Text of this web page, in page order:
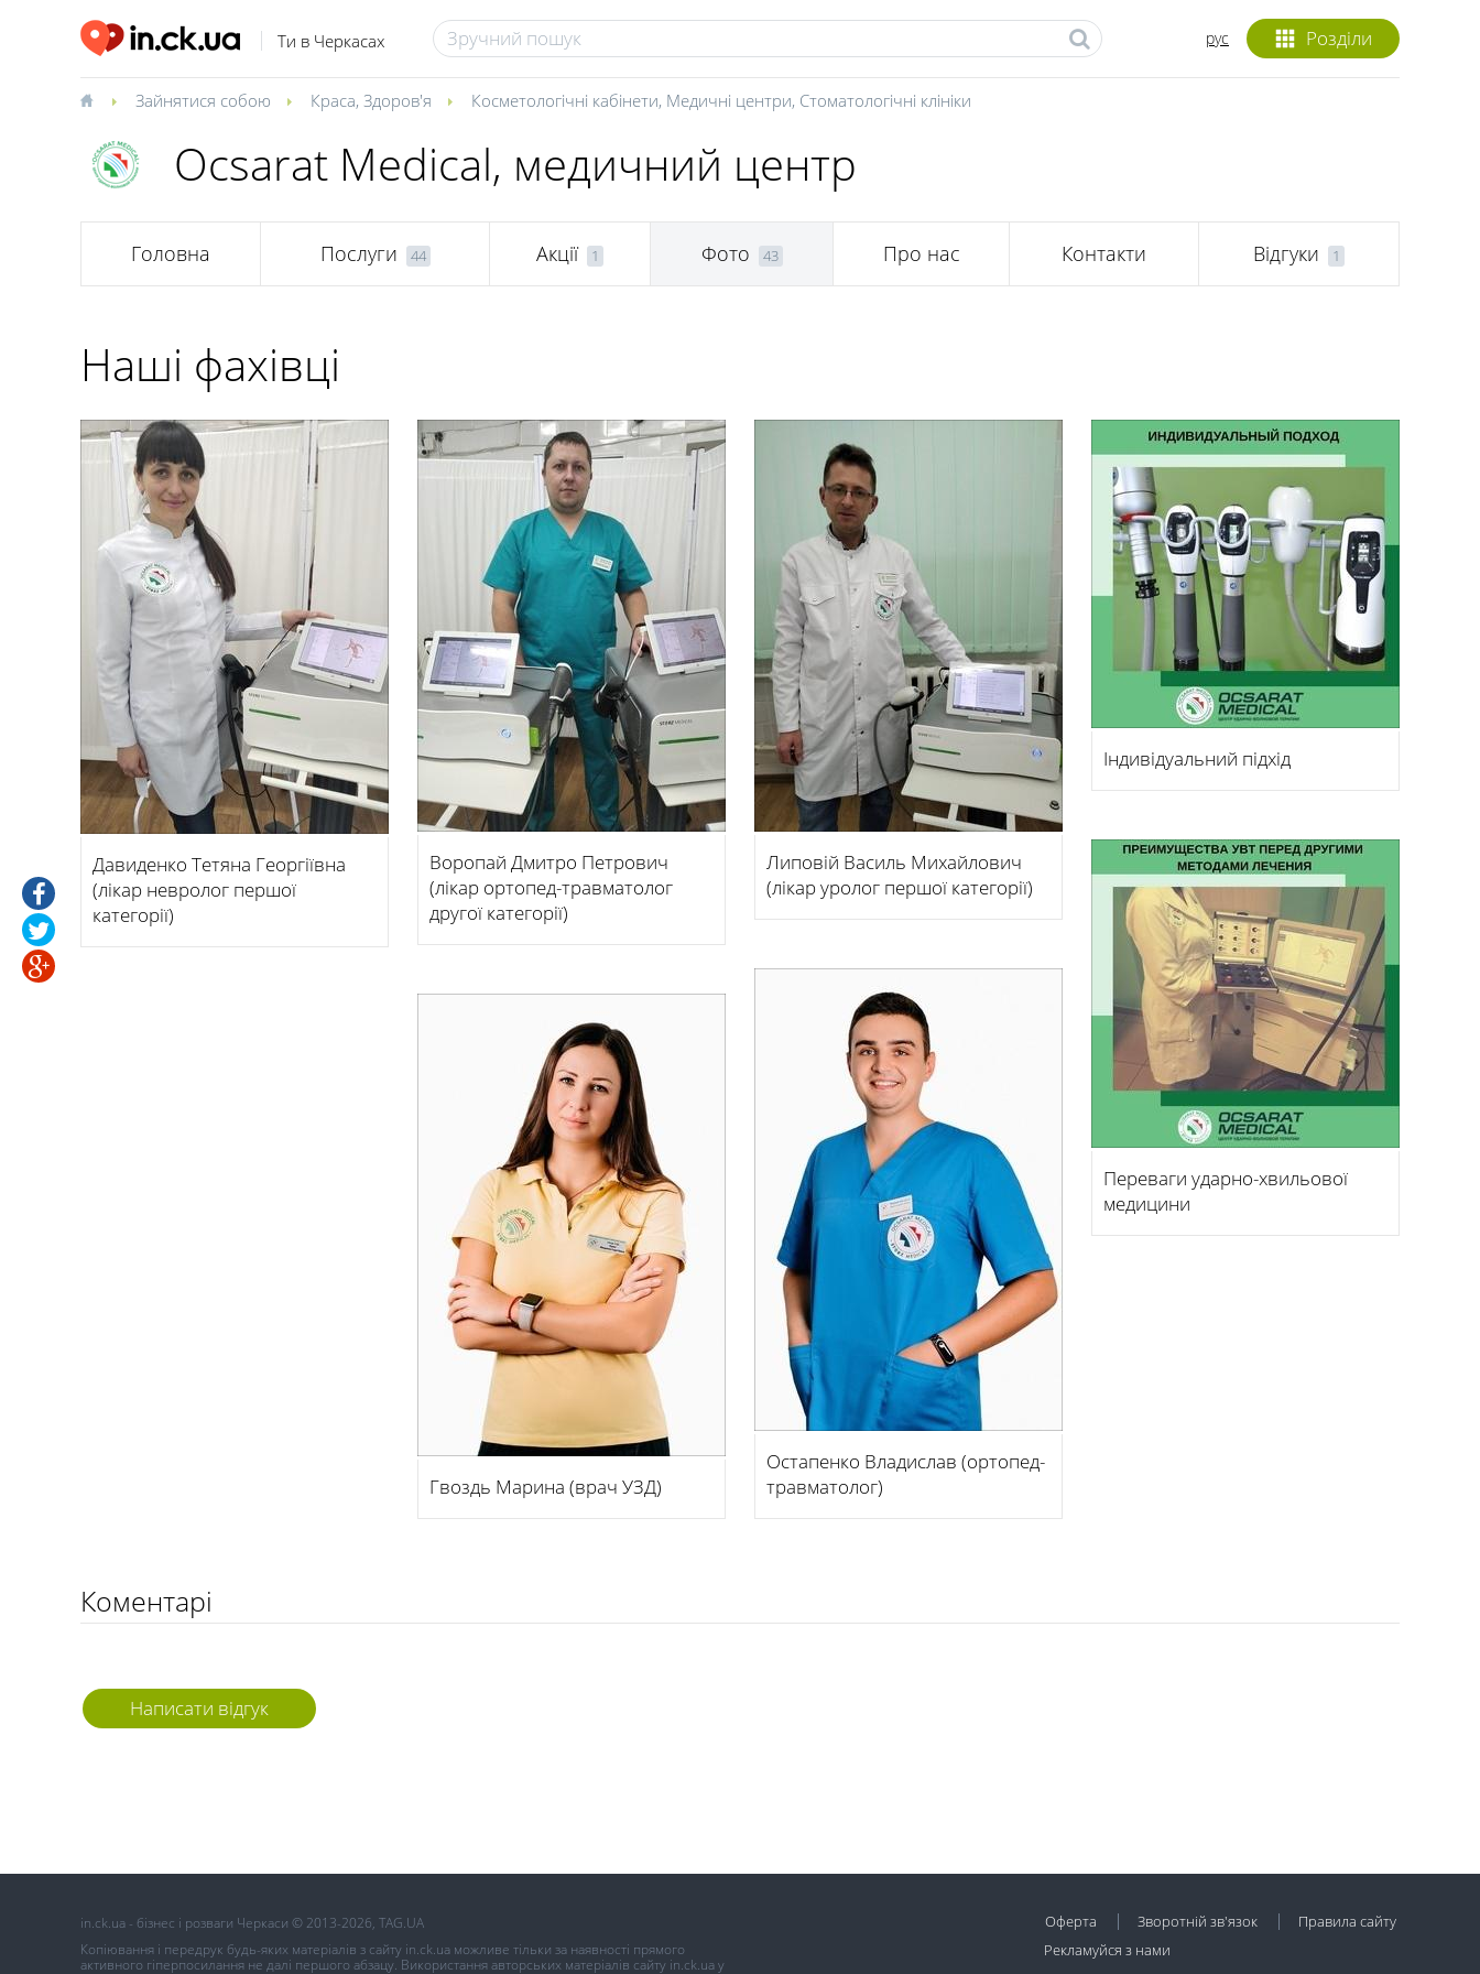
Ти в Черкасах Розділи
рус
Зайнятися собою Краса, Здоров'я Косметологічні кабінети, Медичні центри, Стоматологічні клініки
Ocsarat Medical, медичний центр
Головна Послуги 44 Акції 1 Фото 43 Про нас Контакти Відгуки 1
Наші фахівці
Давиденко Тетяна Георгіївна
(лікар невролог першої
категорії)
Воропай Дмитро Петрович
(лікар ортопед-травматолог
другої категорії)
Липовій Василь Михайлович
(лікар уролог першої категорії)
Індивідуальний підхід
Переваги ударно-хвильової
медицини
Остапенко Владислав (ортопед-
травматолог)
Гвоздь Марина (врач УЗД)
Коментарі
Написати відгук
Оферта Зворотній зв'язок
Правила сайту
Рекламуйся з нами
in.ck.ua - бізнес і розваги Черкаси © 2013-2026, TAG.UA
Копіювання і передрук будь-яких матеріалів з сайту in.ck.ua можливе тільки за наявності прямого
активного гіперпосилання не далі першого абзацу. Використання авторських матеріалів сайту in.ck.ua у